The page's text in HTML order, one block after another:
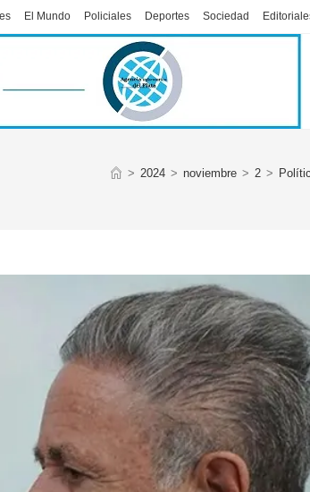
El Mundo Policiales Deportes Sociedad
> 2024 > noviembre > 2 >